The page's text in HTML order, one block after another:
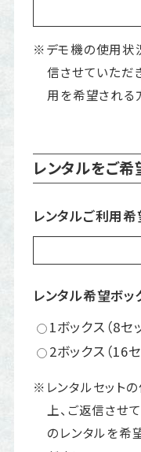
※デモ機の使用状
信させていただ
用を希望される
レンタルをご
レンタルご利用希
レンタル希望ボッ
1ボックス（8セッ
2ボックス（16セ
※レンタルセット
上、ご返信させ
のレンタルを希